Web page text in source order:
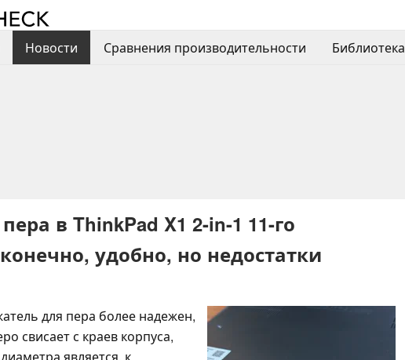
Новости Сравнения производительности Библиотека
в ThinkPad X1 2-in-1 11-го
удобно, но недостатки
для пера более надежен,
свисает с краев корпуса,